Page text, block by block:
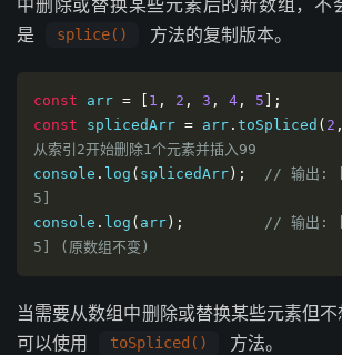
是
splice() 方法的复制版本。
const arr = [ 1 , 2 , 3 , 4 , 5 ];
const splicedArr = arr . toSpliced ( 2 ,
从索引2开始删除1个元素并插入99
console . log ( splicedArr);
// 输出:
5]
console . log ( arr);
// 输出:
5] (原数组不变)
当需要从数组中删除或替换某些元素但不
可以使用
toSpliced() 方法。